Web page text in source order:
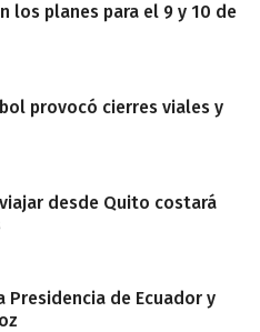
los planes para el 9 y 10 de
provocó cierres viales y
desde Quito costará
Presidencia de Ecuador y